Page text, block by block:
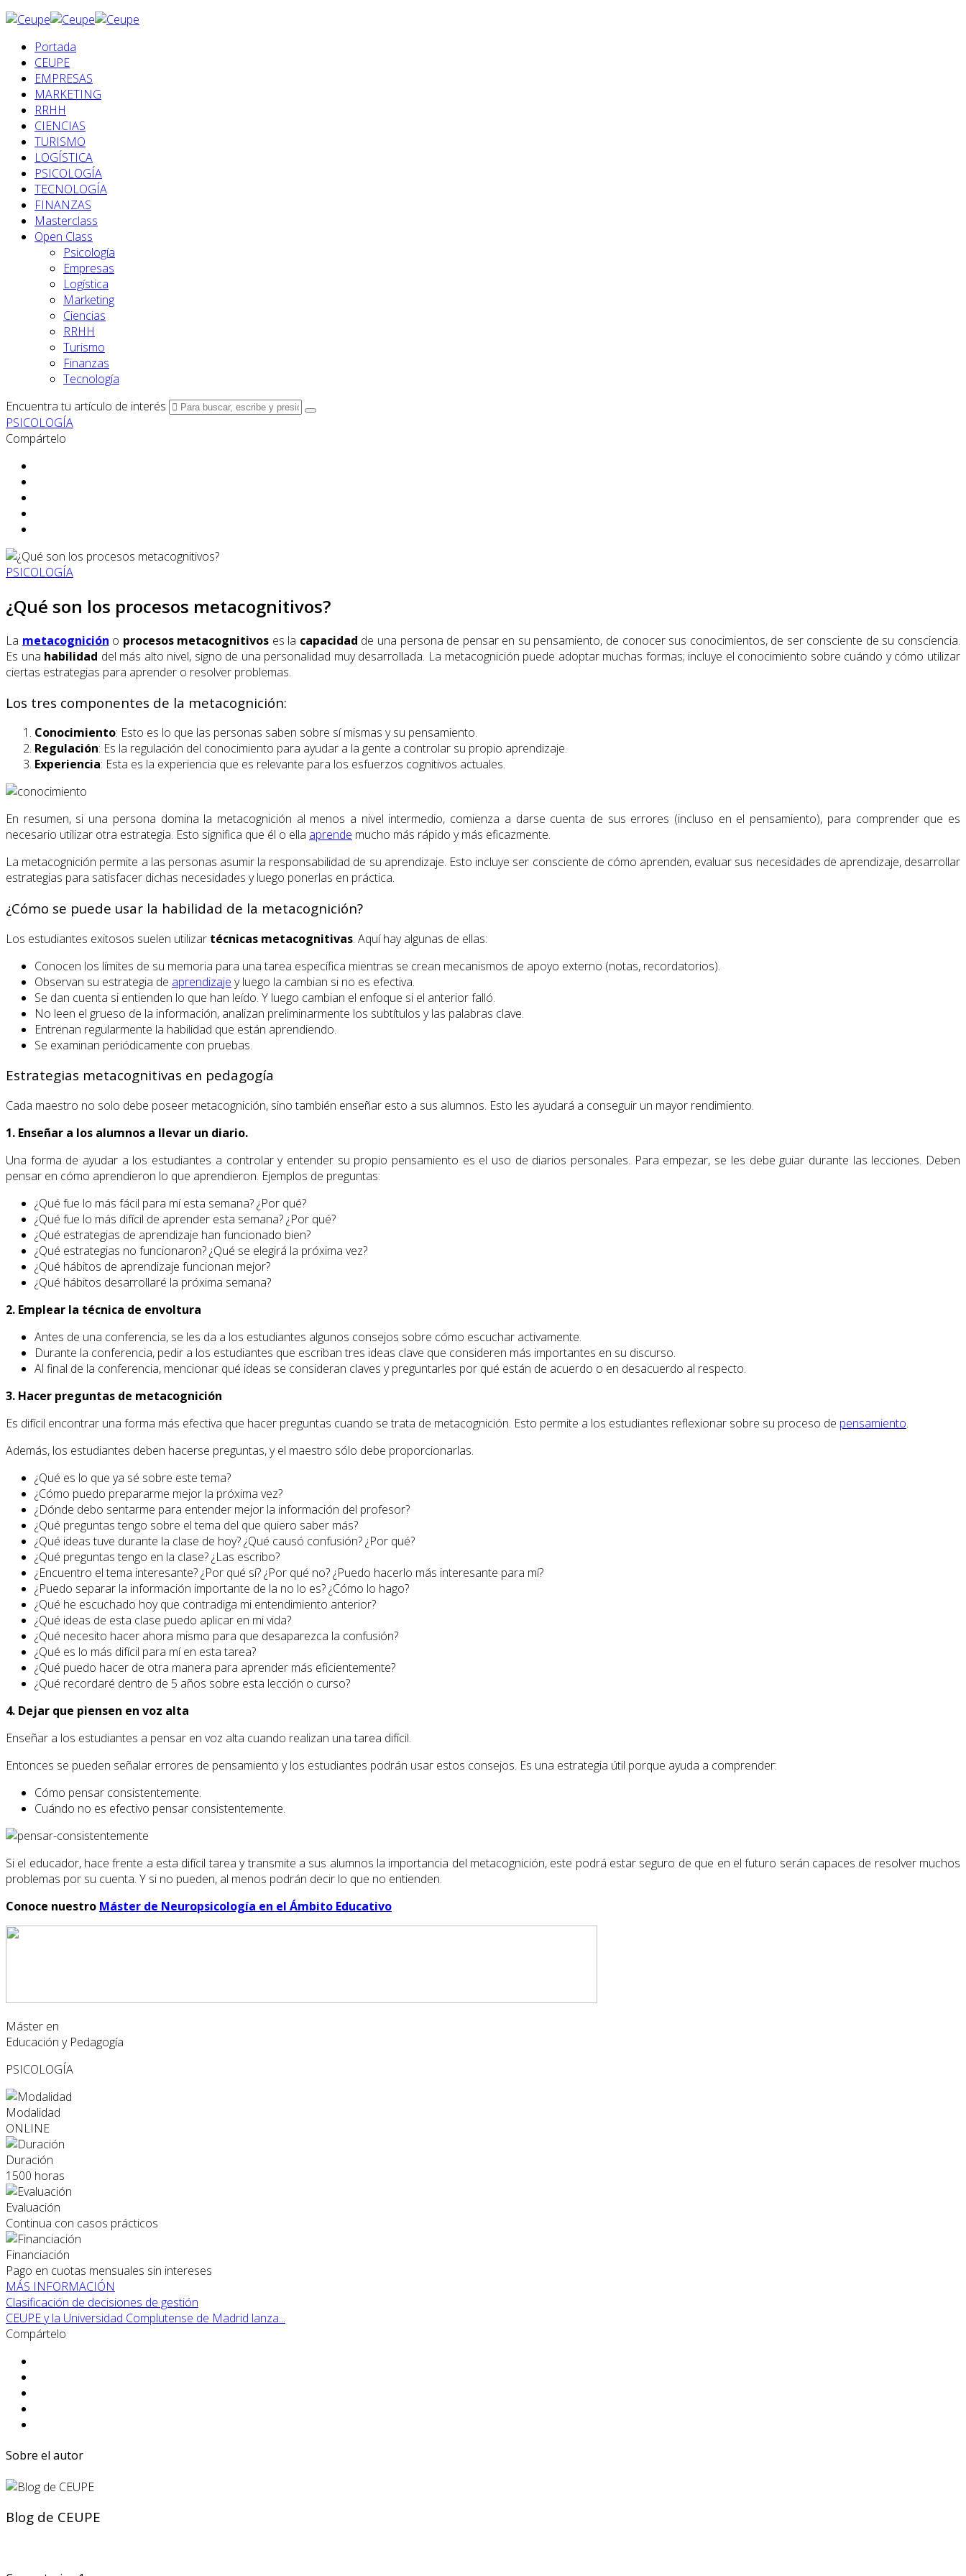
Portada
CEUPE
EMPRESAS
MARKETING
RRHH
CIENCIAS
TURISMO
LOGÍSTICA
PSICOLOGÍA
TECNOLOGÍA
FINANZAS
Masterclass
Open Class
Psicología
Empresas
Logística
Marketing
Ciencias
RRHH
Turismo
Finanzas
Tecnología
Encuentra tu artículo de interés
PSICOLOGÍA
Compártelo
PSICOLOGÍA
¿Qué son los procesos metacognitivos?
La metacognición o procesos metacognitivos es la capacidad de una persona de pensar en su pensamiento, de conocer sus conocimientos, de ser consciente de su consciencia.
Es una habilidad del más alto nivel, signo de una personalidad muy desarrollada. La metacognición puede adoptar muchas formas; incluye el conocimiento sobre cuándo y cómo utilizar
ciertas estrategias para aprender o resolver problemas.
Los tres componentes de la metacognición:
Conocimiento: Esto es lo que las personas saben sobre sí mismas y su pensamiento.
Regulación: Es la regulación del conocimiento para ayudar a la gente a controlar su propio aprendizaje.
Experiencia: Esta es la experiencia que es relevante para los esfuerzos cognitivos actuales.
En resumen, si una persona domina la metacognición al menos a nivel intermedio, comienza a darse cuenta de sus errores (incluso en el pensamiento), para comprender que es
necesario utilizar otra estrategia. Esto significa que él o ella aprende mucho más rápido y más eficazmente.
La metacognición permite a las personas asumir la responsabilidad de su aprendizaje. Esto incluye ser consciente de cómo aprenden, evaluar sus necesidades de aprendizaje, desarrollar
estrategias para satisfacer dichas necesidades y luego ponerlas en práctica.
¿Cómo se puede usar la habilidad de la metacognición?
Los estudiantes exitosos suelen utilizar técnicas metacognitivas. Aquí hay algunas de ellas:
Conocen los límites de su memoria para una tarea específica mientras se crean mecanismos de apoyo externo (notas, recordatorios).
Observan su estrategia de aprendizaje y luego la cambian si no es efectiva.
Se dan cuenta si entienden lo que han leído. Y luego cambian el enfoque si el anterior falló.
No leen el grueso de la información, analizan preliminarmente los subtítulos y las palabras clave.
Entrenan regularmente la habilidad que están aprendiendo.
Se examinan periódicamente con pruebas.
Estrategias metacognitivas en pedagogía
Cada maestro no solo debe poseer metacognición, sino también enseñar esto a sus alumnos. Esto les ayudará a conseguir un mayor rendimiento.
1. Enseñar a los alumnos a llevar un diario.
Una forma de ayudar a los estudiantes a controlar y entender su propio pensamiento es el uso de diarios personales. Para empezar, se les debe guiar durante las lecciones. Deben
pensar en cómo aprendieron lo que aprendieron. Ejemplos de preguntas:
¿Qué fue lo más fácil para mí esta semana? ¿Por qué?
¿Qué fue lo más difícil de aprender esta semana? ¿Por qué?
¿Qué estrategias de aprendizaje han funcionado bien?
¿Qué estrategias no funcionaron? ¿Qué se elegirá la próxima vez?
¿Qué hábitos de aprendizaje funcionan mejor?
¿Qué hábitos desarrollaré la próxima semana?
2. Emplear la técnica de envoltura
Antes de una conferencia, se les da a los estudiantes algunos consejos sobre cómo escuchar activamente.
Durante la conferencia, pedir a los estudiantes que escriban tres ideas clave que consideren más importantes en su discurso.
Al final de la conferencia, mencionar qué ideas se consideran claves y preguntarles por qué están de acuerdo o en desacuerdo al respecto.
3. Hacer preguntas de metacognición
Es difícil encontrar una forma más efectiva que hacer preguntas cuando se trata de metacognición. Esto permite a los estudiantes reflexionar sobre su proceso de pensamiento.
Además, los estudiantes deben hacerse preguntas, y el maestro sólo debe proporcionarlas.
¿Qué es lo que ya sé sobre este tema?
¿Cómo puedo prepararme mejor la próxima vez?
¿Dónde debo sentarme para entender mejor la información del profesor?
¿Qué preguntas tengo sobre el tema del que quiero saber más?
¿Qué ideas tuve durante la clase de hoy? ¿Qué causó confusión? ¿Por qué?
¿Qué preguntas tengo en la clase? ¿Las escribo?
¿Encuentro el tema interesante? ¿Por qué sí? ¿Por qué no? ¿Puedo hacerlo más interesante para mí?
¿Puedo separar la información importante de la no lo es? ¿Cómo lo hago?
¿Qué he escuchado hoy que contradiga mi entendimiento anterior?
¿Qué ideas de esta clase puedo aplicar en mi vida?
¿Qué necesito hacer ahora mismo para que desaparezca la confusión?
¿Qué es lo más difícil para mí en esta tarea?
¿Qué puedo hacer de otra manera para aprender más eficientemente?
¿Qué recordaré dentro de 5 años sobre esta lección o curso?
4. Dejar que piensen en voz alta
Enseñar a los estudiantes a pensar en voz alta cuando realizan una tarea difícil.
Entonces se pueden señalar errores de pensamiento y los estudiantes podrán usar estos consejos. Es una estrategia útil porque ayuda a comprender:
Cómo pensar consistentemente.
Cuándo no es efectivo pensar consistentemente.
Si el educador, hace frente a esta difícil tarea y transmite a sus alumnos la importancia del metacognición, este podrá estar seguro de que en el futuro serán capaces de resolver muchos
problemas por su cuenta. Y si no pueden, al menos podrán decir lo que no entienden.
Conoce nuestro Máster de Neuropsicología en el Ámbito Educativo
Máster en
Educación y Pedagogía
PSICOLOGÍA
Modalidad
ONLINE
Duración
1500 horas
Evaluación
Continua con casos prácticos
Financiación
Pago en cuotas mensuales sin intereses
MÁS INFORMACIÓN
Clasificación de decisiones de gestión
CEUPE y la Universidad Complutense de Madrid lanza...
Compártelo
Sobre el autor
Blog de CEUPE